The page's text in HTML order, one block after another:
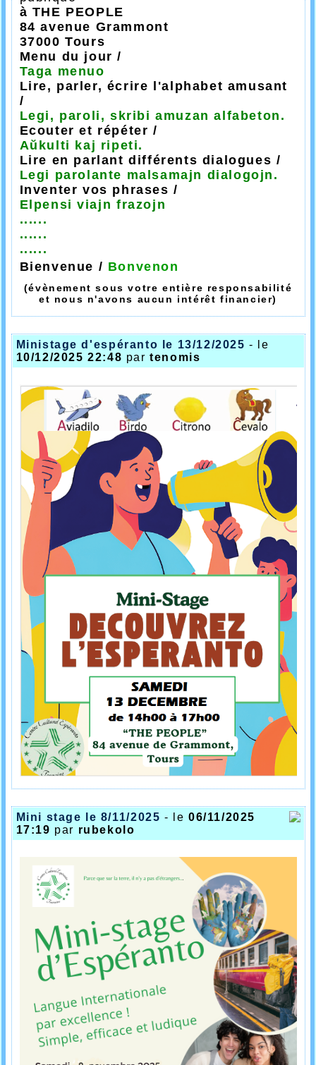
à THE PEOPLE
84 avenue Grammont
37000 Tours
Menu du jour /
Taga menuo
Lire, parler, écrire l'alphabet amusant
/
Legi, paroli, skribi amuzan alfabeton.
Ecouter et répéter /
Aŭkulti kaj ripeti.
Lire en parlant différents dialogues /
Legi parolante malsamajn dialogojn.
Inventer vos phrases /
Elpensi viajn frazojn
......
......
......
Bienvenue / Bonvenon
(évènement sous votre entière responsabilité
et nous n'avons aucun intérêt financier)
Ministage d'espéranto le 13/12/2025 - le
10/12/2025 22:48 partenomis
Mini stage le 8/11/2025 - le 06/11/2025
17:19 par rubekolo